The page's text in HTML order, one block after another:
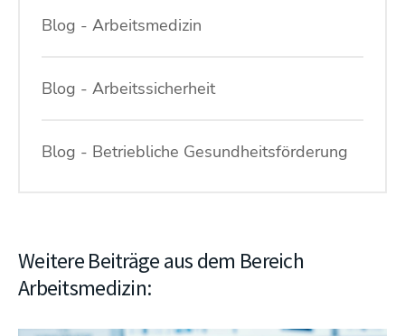
Blog - Arbeitsmedizin
Blog - Arbeitssicherheit
Blog - Betriebliche Gesundheitsförderung
Weitere Beiträge aus dem Bereich
Arbeitsmedizin: